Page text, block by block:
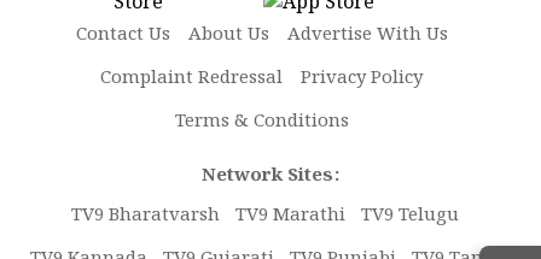
Contact Us About Us
Advertise With Us
Complaint Redressal
Privacy Policy
Terms & Conditions
Network Sites:
TV9 Bharatvarsh TV9 Marathi TV9 Telugu